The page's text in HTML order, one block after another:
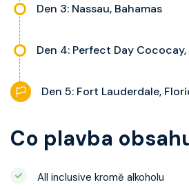
Den 3: Nassau, Bahamas
Den 4: Perfect Day Cococay,
Den 5: Fort Lauderdale,
Co plavba
All inclusive kromě alkoholu